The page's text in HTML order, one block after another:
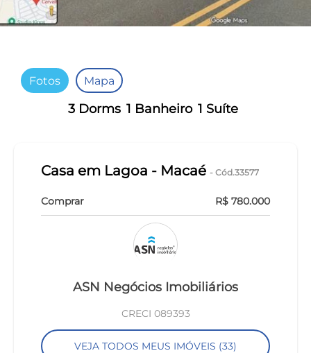
Fotos Mapa
3 Dorms 1 Banheiro 1 Suíte
Casa em Lagoa - Macaé- Cód.33577
Comprar R$ 780.000
ASN Negócios Imobiliários
CRECI 089393
VEJA TODOS MEUS IMÓVEIS (33)